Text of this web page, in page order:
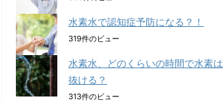
水素水で認知症予防になる？！
319件のビュー
水素水、どのくらいの時間で水素は
抜ける？
313件のビュー